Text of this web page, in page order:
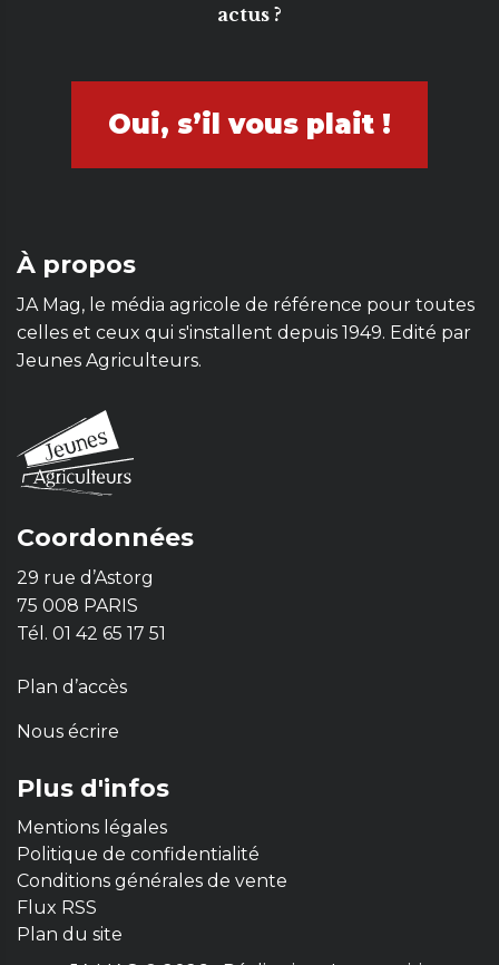
actus ?
Oui, s’il vous plait !
À propos
JA Mag, le média agricole de référence pour toutes
celles et ceux qui s'installent depuis 1949. Edité par
Jeunes Agriculteurs.
Coordonnées
29 rue d’Astorg
75 008 PARIS
Tél. 01 42 65 17 51
Plan d’accès
Nous écrire
Plus d'infos
Mentions légales
Politique de confidentialité
Conditions générales de vente
Flux RSS
Plan du site